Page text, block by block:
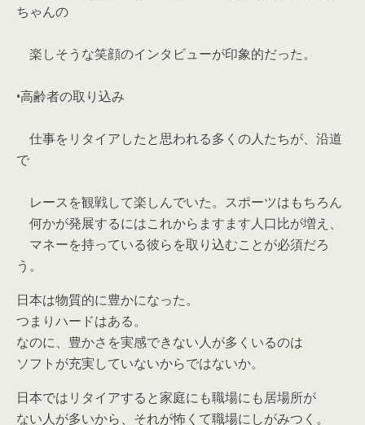
ちゃんの
楽しそうな笑顔のインタビューが印象的だった。
•高齢者の取り込み
仕事をリタイアしたと思われる多くの人たちが、沿道
で
レースを観戦して楽しんでいた。スポーツはもちろん
何かが発展するにはこれからますます人口比が増え、
マネーを持っている彼らを取り込むことが必須だろ
う。
日本は物質的に豊かになった。
つまりハードはある。
なのに、豊かさを実感できない人が多くいるのは
ソフトが充実していないからではないか。
日本ではリタイアすると家庭にも職場にも居場所が
ない人が多いから、それが怖くて職場にしがみつく。